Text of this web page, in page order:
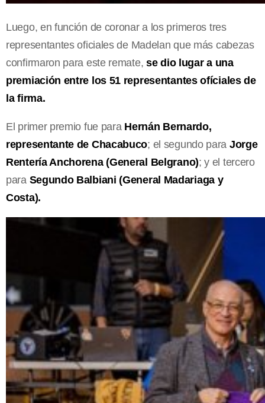
Luego, en función de coronar a los primeros tres
representantes oficiales de Madelan que más cabezas
confirmaron para este remate, se dio lugar a una
premiación entre los 51 representantes ofíciales de
la firma.
El primer premio fue para Hernán Bernardo,
representante de Chacabuco; el segundo para Jorge
Rentería Anchorena (General Belgrano); y el tercero
para Segundo Balbiani (General Madariaga y
Costa).